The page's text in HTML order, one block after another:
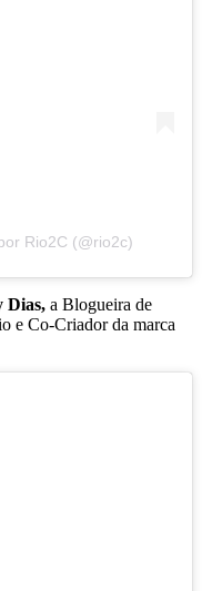
Rio2C (@rio2c)
Dias, a Blogueira de
e Co-Criador da marca